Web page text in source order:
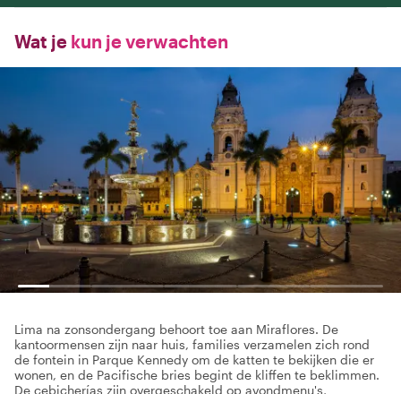
Wat je kun je verwachten
Lima na zonsondergang behoort toe aan Miraflores. De
kantoormensen zijn naar huis, families verzamelen zich rond
de fontein in Parque Kennedy om de katten te bekijken die er
wonen, en de Pacifische bries begint de kliffen te beklimmen.
De cebicherías zijn overgeschakeld op avondmenu's,